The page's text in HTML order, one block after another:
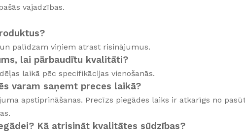
vajadzības.
palīdzam viņiem atrast risinājumus.
lai pārbaudītu kvalitāti?
laikā pēc specifikācijas vienošanās.
varam saņemt preces laikā?
apstiprināšanas. Precīzs piegādes laiks ir atkarīgs no
Kā atrisināt kvalitātes sūdzības?